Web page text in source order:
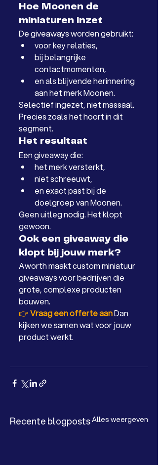
Hoe Moonen de
miniaturen inzet
De giveaways worden gebruikt:
voor key relaties,
bij belangrijke
contactmomenten,
en als blijvende herinnering
aan het merk Moonen.
Selectief ingezet, niet massaal.
Precies zoals het hoort in dit
segment.
Het resultaat
Een giveaway die:
het merk versterkt,
niet schreeuwt,
en exact past bij de
doelgroep van Moonen.
Geen uitleg nodig. Het klopt
gewoon.
Ook een giveaway die
klopt bij jouw merk?
Aworth maakt custom miniatuur
giveaways voor bedrijven die
grote, complexe producten
bouwen.
👉 Vraag een offerte aanDan
kijken we samen wat voor jouw
product werkt.
Recente blogpostsAlles weergeven